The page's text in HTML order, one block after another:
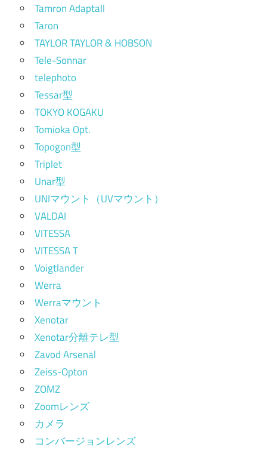
Tamron Adaptall
Taron
TAYLOR TAYLOR & HOBSON
Tele-Sonnar
telephoto
Tessar型
TOKYO KOGAKU
Tomioka Opt.
Topogon型
Triplet
Unar型
UNIマウント（UVマウント）
VALDAI
VITESSA
VITESSA T
Voigtlander
Werra
Werraマウント
Xenotar
Xenotar分離テレ型
Zavod Arsenal
Zeiss-Opton
ZOMZ
Zoomレンズ
カメラ
コンバージョンレンズ